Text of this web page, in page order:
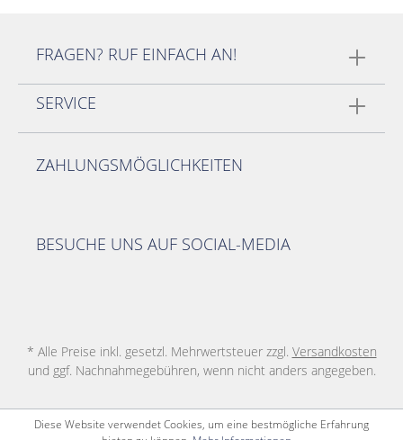
FRAGEN? RUF EINFACH AN!
SERVICE
ZAHLUNGSMÖGLICHKEITEN
BESUCHE UNS AUF SOCIAL-MEDIA
* Alle Preise inkl. gesetzl. Mehrwertsteuer zzgl. Versandkosten
und ggf. Nachnahmegebühren, wenn nicht anders angegeben.
Diese Website verwendet Cookies, um eine bestmögliche Erfahrung